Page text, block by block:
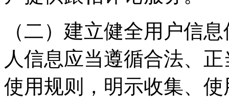
（二）建立健全用户信
人信息应当遵循合法、
使用规则，明示收集、